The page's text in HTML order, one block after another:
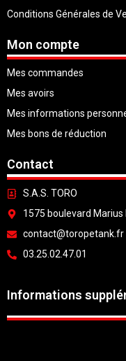
Conditions Générales de
Mon compte
Mes commandes
Mes avoirs
Mes informations
Mes bons de réduction
Contact
S.A.S. TORO
1575 boulevard
contact@toropetank.fr
03.25.02.47.01
Informations